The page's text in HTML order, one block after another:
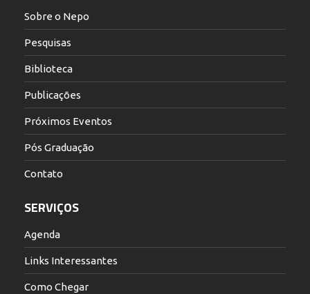
Sobre o Nepo
Pesquisas
Biblioteca
Publicações
Próximos Eventos
Pós Graduação
Contato
SERVIÇOS
Agenda
Links Interessantes
Como Chegar